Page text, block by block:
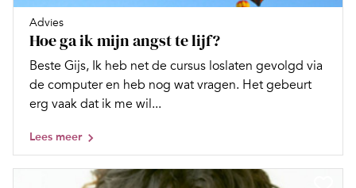
Advies
Hoe ga ik mijn angst te lijf?
Beste Gijs, Ik heb net de cursus loslaten gevolgd via
de computer en heb nog wat vragen. Het gebeurt
erg vaak dat ik me wil...
Lees meer